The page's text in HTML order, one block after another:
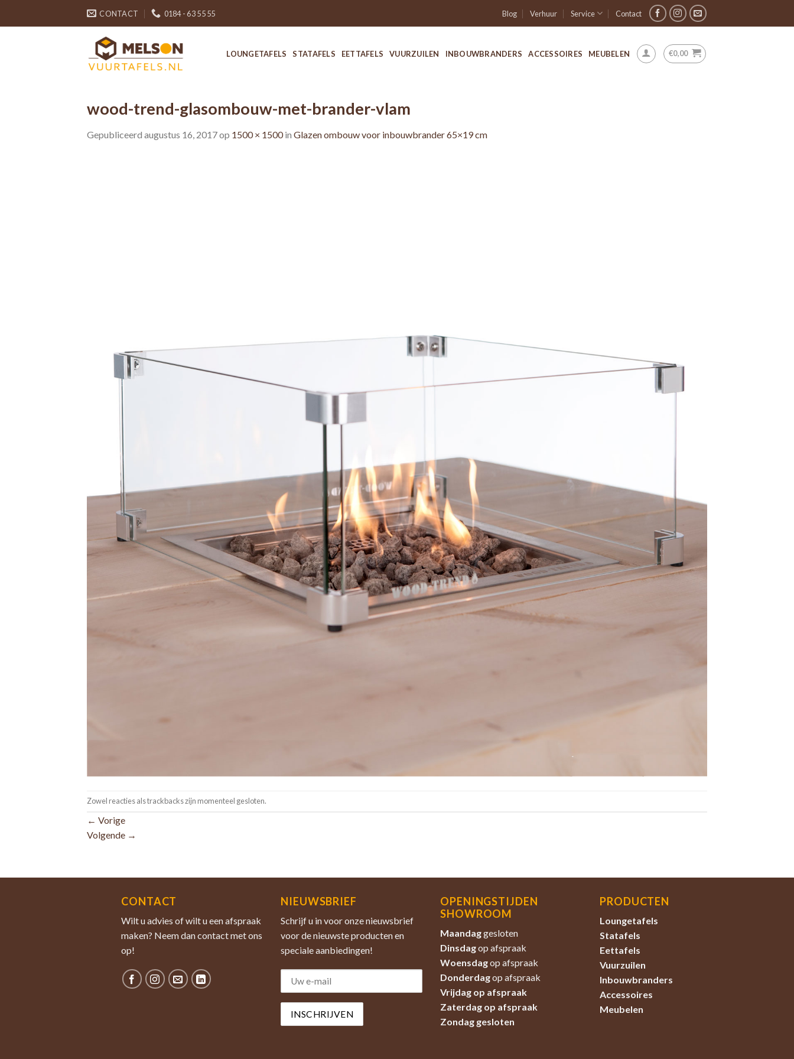
CONTACT 0184 - 63 55 55 Blog Verhuur Service Contact
LOUNGETAFELS STATAFELS EETTAFELS VUURZUILEN INBOUWBRANDERS ACCESSOIRES MEUBELEN €0,00
wood-trend-glasombouw-met-brander-vlam
Gepubliceerd augustus 16, 2017op 1500 × 1500in Glazen ombouw voor inbouwbrander 65×19 cm
Zowel reacties als trackbacks zijn momenteel gesloten.
← Vorige
Volgende →
CONTACT
Wilt u advies of wilt u een afspraak
maken? Neem dan contact met ons
op!
NIEUWSBRIEF
Schrijf u in voor onze nieuwsbrief
voor de nieuwste producten en
speciale aanbiedingen!
OPENINGSTIJDEN
SHOWROOM
Maandaggesloten
Dinsdagop afspraak
Woensdagop afspraak
Donderdagop afspraak
Vrijdag op afspraak
Zaterdag op afspraak
Zondag gesloten
PRODUCTEN
Loungetafels
Statafels
Eettafels
Vuurzuilen
Inbouwbranders
Accessoires
Meubelen